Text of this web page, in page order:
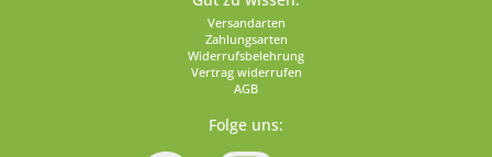
Versandarten
Zahlungsarten
Widerrufsbelehrung
Vertrag widerrufen
AGB
Folge uns: